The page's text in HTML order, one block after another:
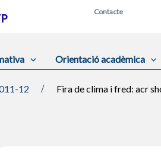
Contacte
Orientació acadèmica
12 Fira de clima i fred: acr